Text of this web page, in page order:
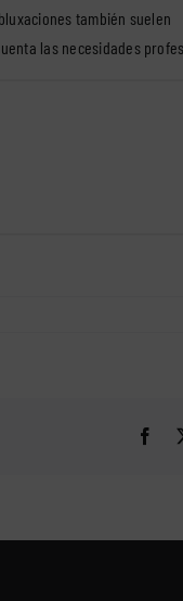
también suelen
las necesidades